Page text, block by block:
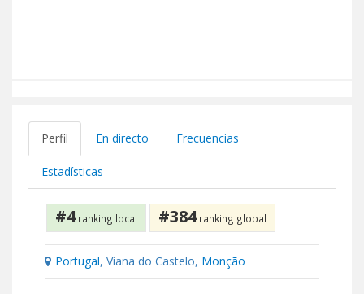
Perfil En directo Frecuencias
Estadísticas
#4ranking local #384ranking global
Portugal, Viana do Castelo, Monção